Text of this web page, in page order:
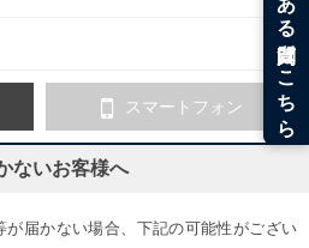
スマートフォン
ないお客様へ
が届かない場合、下記の可能性がござい